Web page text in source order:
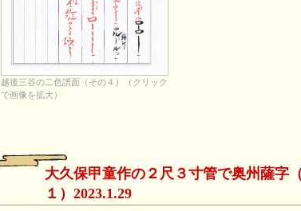
越後三谷の二色譜面（その４）（クリック
で画像を拡大）
大久保甲童作の２尺３寸管で奥州薩字
１）2023.1.29